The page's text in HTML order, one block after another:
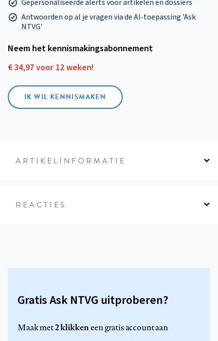
Gepersonaliseerde alerts voor artikelen en dossiers
Antwoorden op al je vragen via de AI-toepassing 'Ask
NTVG'
Neem het kennismakings­abonnement
€ 34,97 voor 12 weken!
IK WIL KENNISMAKEN
ARTIKELINFORMATIE
REACTIES
Gratis Ask NTVG uitproberen?
Maak met2 klikkeneen gratis account aan